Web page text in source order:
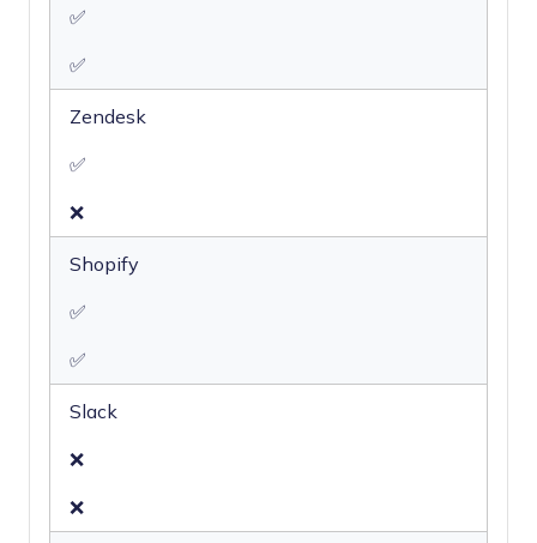
✅
✅
Zendesk
✅
❌
Shopify
✅
✅
Slack
❌
❌